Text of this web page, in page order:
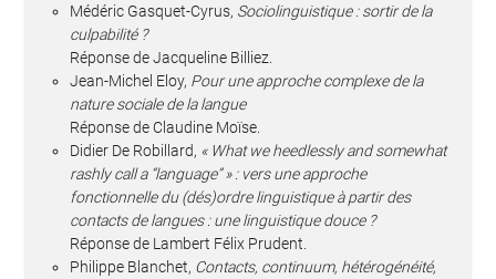
Médéric Gasquet-Cyrus, Sociolinguistique : sortir de la
culpabilité ?
Réponse de Jacqueline Billiez.
Jean-Michel Eloy, Pour une approche complexe de la
nature sociale de la langue
Réponse de Claudine Moïse.
Didier De Robillard, « What we heedlessly and somewhat
rashly call a “language” » : vers une approche
fonctionnelle du (dés)ordre linguistique à partir des
contacts de langues : une linguistique douce ?
Réponse de Lambert Félix Prudent.
Philippe Blanchet, Contacts, continuum, hétérogénéité,